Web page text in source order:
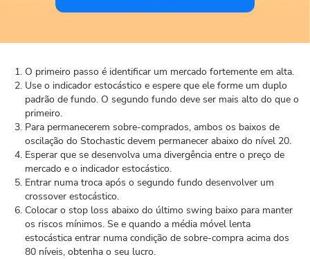
O primeiro passo é identificar um mercado fortemente em alta.
Use o indicador estocástico e espere que ele forme um duplo
padrão de fundo. O segundo fundo deve ser mais alto do que o
primeiro.
Para permanecerem sobre-comprados, ambos os baixos de
oscilação do Stochastic devem permanecer abaixo do nível 20.
Esperar que se desenvolva uma divergência entre o preço de
mercado e o indicador estocástico.
Entrar numa troca após o segundo fundo desenvolver um
crossover estocástico.
Colocar o stop loss abaixo do último swing baixo para manter
os riscos mínimos. Se e quando a média móvel lenta
estocástica entrar numa condição de sobre-compra acima dos
80 níveis, obtenha o seu lucro.